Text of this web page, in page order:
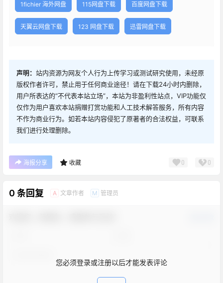
1fichier 海外网盘 115网盘下载 百度网盘下载
天翼云网盘下载 123 网盘下载 迅雷网盘下载
声明： 站内资源为网友个人行为上传学习或测试研究使用，未经原
版权作者许可，禁止用于任何商业途径！请在下载24小时内删除，
用户所表达的“不代表本站立场”，本站为非盈利性站点，VIP功能仅
仅作为用户喜欢本站捐赠打赏功能和人工技术解答服务，所有内容
不作为商业行为。如若本站内容侵犯了原著者的合法权益，可联系
我们进行处理删除。
海报分享 收藏 0 0
0 条回复 A 文章作者 M 管理员
您必须登录或注册以后才能发表评论